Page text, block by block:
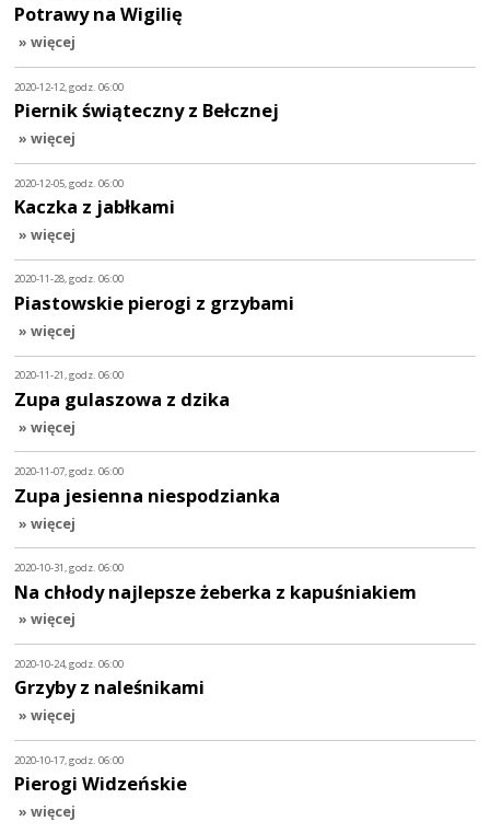
Potrawy na Wigilię
» więcej
2020-12-12, godz. 06:00
Piernik świąteczny z Bełcznej
» więcej
2020-12-05, godz. 06:00
Kaczka z jabłkami
» więcej
2020-11-28, godz. 06:00
Piastowskie pierogi z grzybami
» więcej
2020-11-21, godz. 06:00
Zupa gulaszowa z dzika
» więcej
2020-11-07, godz. 06:00
Zupa jesienna niespodzianka
» więcej
2020-10-31, godz. 06:00
Na chłody najlepsze żeberka z kapuśniakiem
» więcej
2020-10-24, godz. 06:00
Grzyby z naleśnikami
» więcej
2020-10-17, godz. 06:00
Pierogi Widzeńskie
» więcej